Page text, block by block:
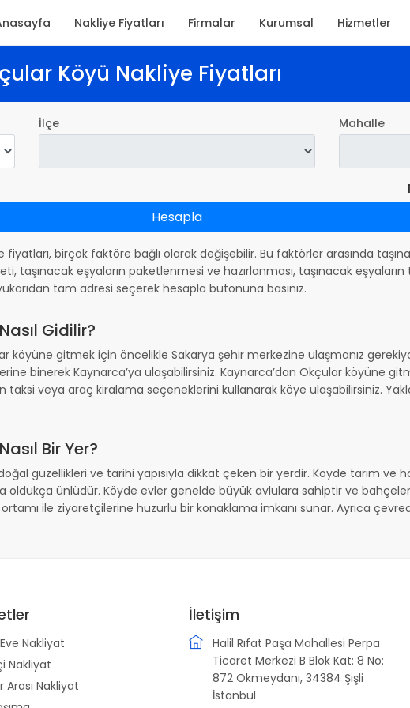
Köyü Nakliye Fiyatları
İlçe Mahalle
Hesapla
fiyatları, birçok faktöre bağlı olarak değişebilir. Bu faktörler arasında
taşınacak eşyaların paketlenmesi ve hazırlanması, taşınacak eşyaların
tam adresi seçerek hesapla butonuna basınız.
Gidilir?
köyüne gitmek için öncelikle Sakarya şehir merkezine ulaşmanız
binerek Kaynarca’ya ulaşabilirsiniz. Kaynarca’dan Okçular köyüne
veya araç kiralama seçeneklerini kullanarak köye ulaşabilirsiniz.
Bir Yer?
güzellikleri ve tarihi yapısıyla dikkat çeken bir yerdir. Köyde tarım ve
oldukça ünlüdür. Köyde evler genelde büyük avlulara sahiptir ve
ile ziyaretçilerine huzurlu bir konaklama imkanı sunar. Ayrıca
Nakliyat
Nakliyat
Arası Nakliyat
İletişim
Halil Rıfat Paşa Mahallesi Perpa
Ticaret Merkezi B Blok Kat: 8 No:
872 Okmeydanı, 34384 Şişli
İstanbul
Nakliye Fiyatları Firmalar Kurumsal Hizmetler